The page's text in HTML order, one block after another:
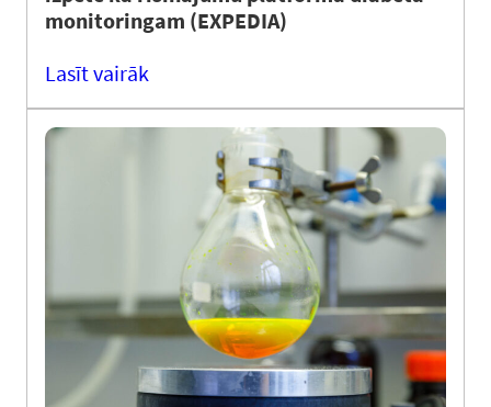
monitoringam (EXPEDIA)
Lasīt vairāk